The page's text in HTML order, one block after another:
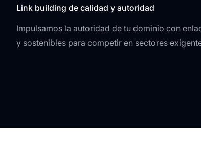
Link building de calidad y autoridad
Impulsamos la autoridad de tu dominio con
y sostenibles para competir en sectores